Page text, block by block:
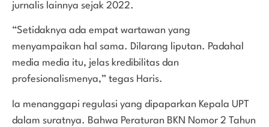
jurnalis lainnya sejak 2022.
“Setidaknya ada empat wartawan yang
menyampaikan hal sama. Dilarang liputan. Padahal
media media itu, jelas kredibilitas dan
profesionalismenya,” tegas Haris.
Ia menanggapi regulasi yang dipaparkan Kepala UPT
dalam suratnya. Bahwa Peraturan BKN Nomor 2 Tahun